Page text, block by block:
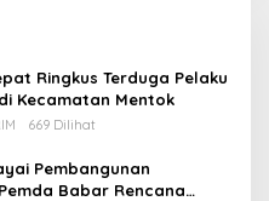
Ringkus Terduga Pelaku
Kecamatan Mentok
669 Dilihat
Pembangunan
Babar Rencana